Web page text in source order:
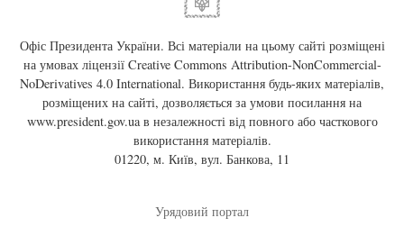
Офіс Президента України. Всі матеріали на цьому сайті розміщені
на умовах ліцензії Creative Commons Attribution-NonCommercial-
NoDerivatives 4.0 International. Використання будь-яких матеріалів,
розміщених на сайті, дозволяється за умови посилання на
www.president.gov.uaв незалежності від повного або часткового
використання матеріалів.
01220, м. Київ, вул. Банкова, 11
Урядовий портал